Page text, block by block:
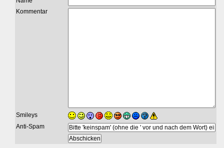
Kommentar
Smileys
Anti-Spam